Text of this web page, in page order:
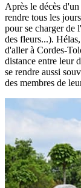
Après le décès
rendre tous les
pour se charger de
des fleurs...).
d'aller à Cordes-
distance entre leur
se rendre aussi
des membres de